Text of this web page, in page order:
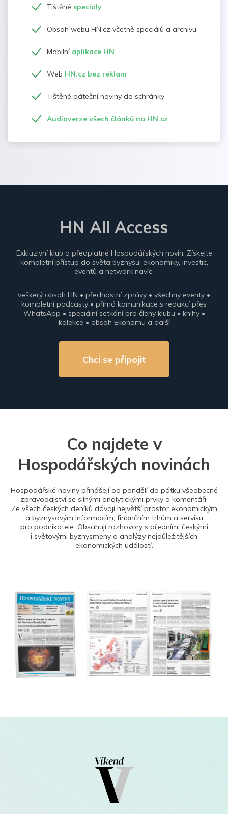
Tištěné speciály
Obsah webu HN.cz včetně speciálů a archivu
Mobilní aplikace HN
Web HN.cz bez reklam
Tištěné páteční noviny do schránky
Audioverze všech článků na HN.cz
HN All Access
Exkluzivní klub a předplatné Hospodářských novin. Získejte
kompletní přístup do světa byznysu, ekonomiky, investic,
eventů a network navíc.
veškerý obsah HN • přednostní zprávy • všechny eventy •
kompletní podcasty • přímá komunikace s redakcí přes
WhatsApp • speciální setkání pro členy klubu • knihy •
kolekce • obsah Ekonomu a další
Chci se připojit
Co najdete v
Hospodářských novinách
Hospodářské noviny přinášejí od pondělí do pátku všeobecné
zpravodajství se silnými analytickými prvky a komentáři.
Ze všech českých deníků dávají největší prostor ekonomickým
a byznysovým informacím, finančním trhům a servisu
pro podnikatele. Obsahují rozhovory s předními českými
i světovými byznysmeny a analýzy nejdůležitějších
ekonomických událostí.